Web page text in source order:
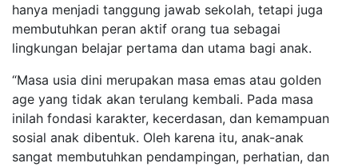
hanya menjadi tanggung jawab sekolah, tetapi juga
membutuhkan peran aktif orang tua sebagai
lingkungan belajar pertama dan utama bagi anak.
“Masa usia dini merupakan masa emas atau golden
age yang tidak akan terulang kembali. Pada masa
inilah fondasi karakter, kecerdasan, dan kemampuan
sosial anak dibentuk. Oleh karena itu, anak-anak
sangat membutuhkan pendampingan, perhatian, dan